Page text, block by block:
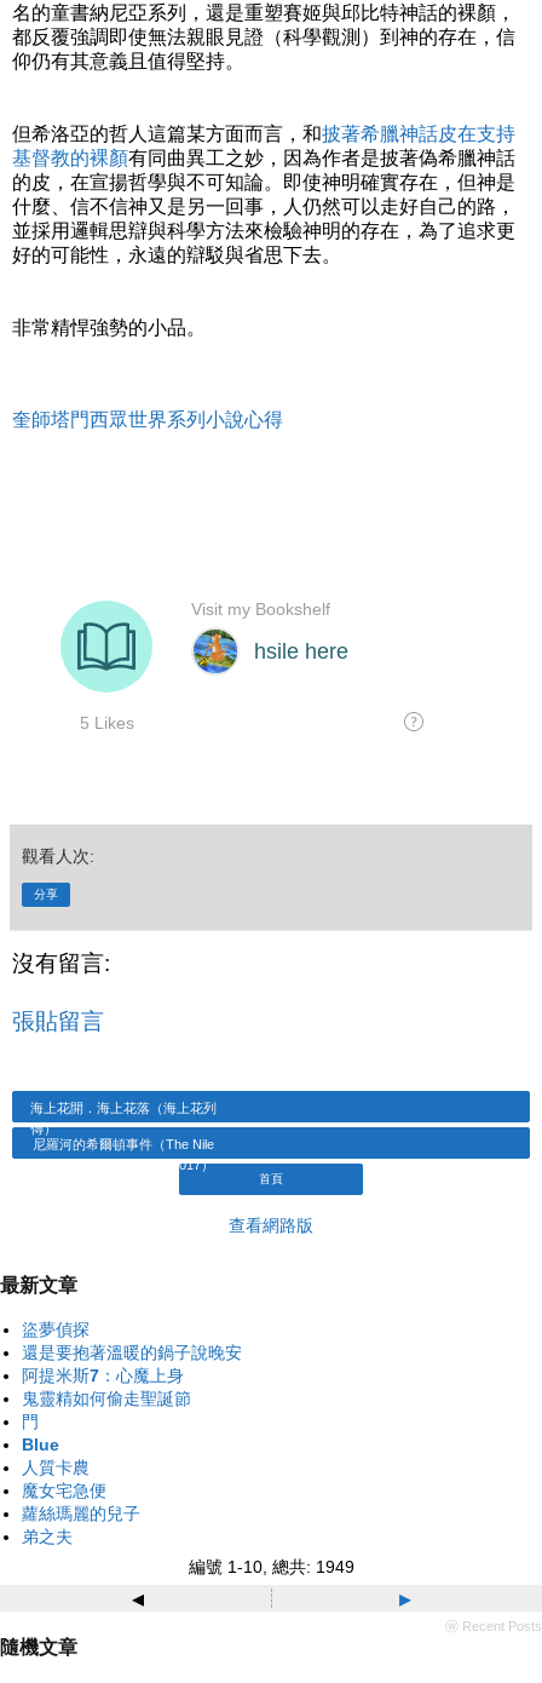
名的童書納尼亞系列，還是重塑賽姬與邱比特神話的裸顏，
都反覆強調即使無法親眼見證（科學觀測）到神的存在，信
仰仍有其意義且值得堅持。
但希洛亞的哲人這篇某方面而言，和披著希臘神話皮在支持
基督教的裸顏有同曲異工之妙，因為作者是披著偽希臘神話
的皮，在宣揚哲學與不可知論。即使神明確實存在，但神是
什麼、信不信神又是另一回事，人仍然可以走好自己的路，
並採用邏輯思辯與科學方法來檢驗神明的存在，為了追求更
好的可能性，永遠的辯駁與省思下去。
非常精悍強勢的小品。
奎師塔門西眾世界系列小說心得
觀看人次:
分享
沒有留言:
張貼留言
海上花開．海上花落（海上花列
傳）
尼羅河的希爾頓事件（The Nile
Hilton Incident．2017）
首頁
查看網路版
最新文章
盜夢偵探
還是要抱著溫暖的鍋子說晚安
阿提米斯7：心魔上身
鬼靈精如何偷走聖誕節
門
Blue
人質卡農
魔女宅急便
蘿絲瑪麗的兒子
弟之夫
編號 1-10, 總共: 1949
◂ ▸
ⓦ Recent Posts
隨機文章